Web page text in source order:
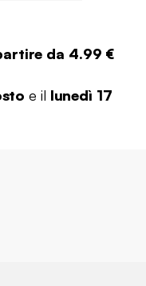
da 4.99 €
e il lunedì 17